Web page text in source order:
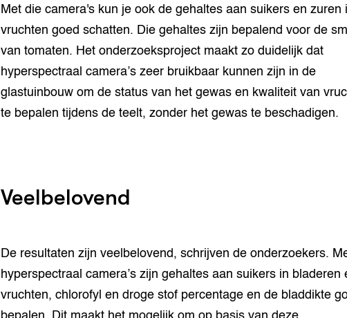
Met die camera's kun je ook de gehaltes aan suikers en zuren
vruchten goed schatten. Die gehaltes zijn bepalend voor de
van tomaten. Het onderzoeksproject maakt zo duidelijk dat
hyperspectraal camera’s zeer bruikbaar kunnen zijn in de
glastuinbouw om de status van het gewas en kwaliteit van
te bepalen tijdens de teelt, zonder het gewas te beschadigen.
Veelbelovend
De resultaten zijn veelbelovend, schrijven de onderzoekers.
hyperspectraal camera’s zijn gehaltes aan suikers in bladeren
vruchten, chlorofyl en droge stof percentage en de bladdikte